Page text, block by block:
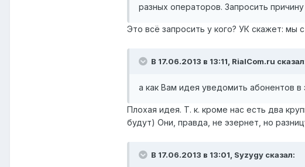
разных операторов. Запросить
Это всё запросить у кого? УК скажет: мы
В 17.06.2013 в 13:11, RialCom.ru
а как Вам идея уведомить абонентов
Плохая идея. Т. к. кроме нас есть два
будут) Они, правда, не эзернет, но
В 17.06.2013 в 13:01, Syzygy сказал: